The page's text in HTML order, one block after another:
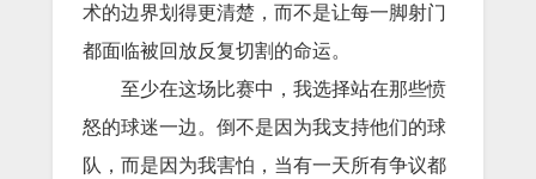
术的边界划得更清楚，而不是让每一脚射门
都面临被回放反复切割的命运。
至少在这场比赛中，我选择站在那些愤
怒的球迷一边。倒不是因为我支持他们的球
队，而是因为我害怕，当有一天所有争议都